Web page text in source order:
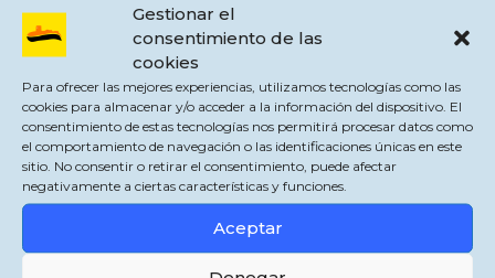
Gestionar el
consentimiento de las
cookies
Para ofrecer las mejores experiencias, utilizamos tecnologías como las
cookies para almacenar y/o acceder a la información del dispositivo. El
consentimiento de estas tecnologías nos permitirá procesar datos como
el comportamiento de navegación o las identificaciones únicas en este
sitio. No consentir o retirar el consentimiento, puede afectar
negativamente a ciertas características y funciones.
Aceptar
turístico El Corchado
Apertura del centro de día El Gurugú y desarrollo de los apartamentos
asistenciales en el mismo complejo de edificios
Tramitación de la sala expositiva en el edificio El Silo
El Subdelegado como representación de la Junta de Andalucía continuará
con el trabajo de las diferentes necesidades trasladadas por parte del Alcalde.
Trabajando por un municipio mejor.
Comparte esto: